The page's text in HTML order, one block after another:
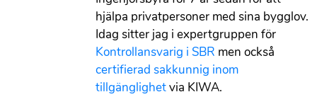
hjälpa privatpersoner med sina bygglov.
Idag sitter jag i expertgruppen för
Kontrollansvarig i SBR men också
certifierad sakkunnig inom
tillgänglighetvia KIWA.